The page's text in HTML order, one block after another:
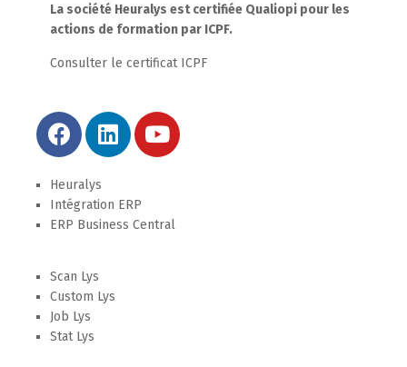
La société Heuralys est certifiée Qualiopi pour les
actions de formation par ICPF.
Consulter le certificat ICPF
Heuralys
Intégration ERP
ERP Business Central
Scan Lys
Custom Lys
Job Lys
Stat Lys